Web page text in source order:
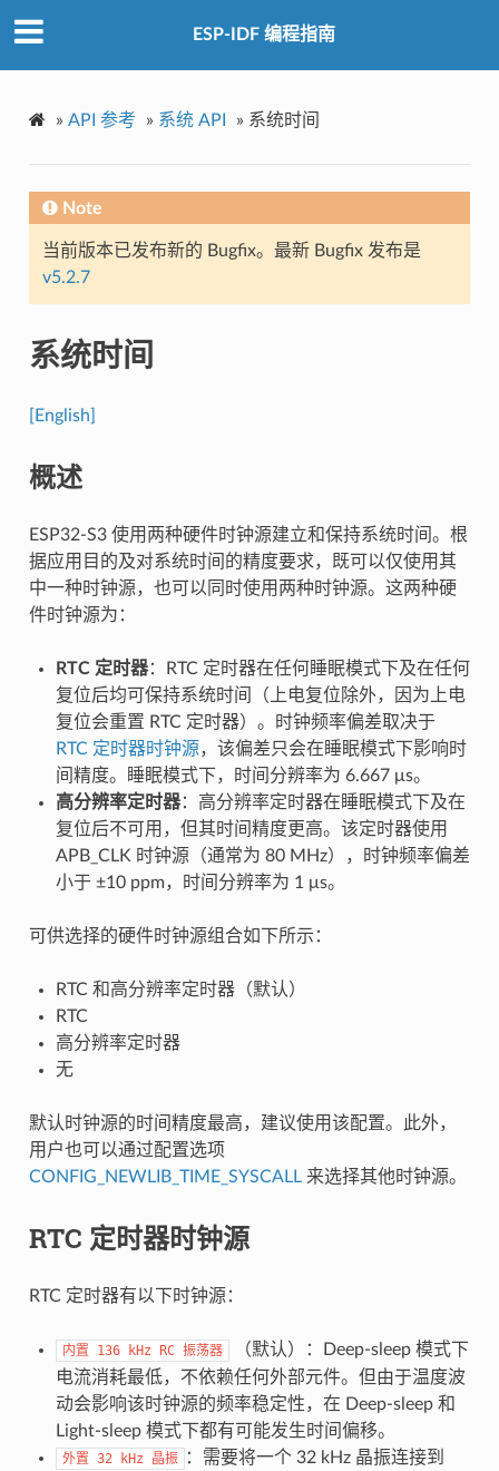
ESP-IDF 编程指南
» API 参考 » 系统 API » 系统时间
Note
当前版本已发布新的 Bugfix。最新 Bugfix 发布是
v5.2.7
系统时间
[English]
概述
ESP32-S3 使用两种硬件时钟源建立和保持系统时间。根
据应用目的及对系统时间的精度要求，既可以仅使用其
中一种时钟源，也可以同时使用两种时钟源。这两种硬
件时钟源为：
RTC 定时器：RTC 定时器在任何睡眠模式下及在任何
复位后均可保持系统时间（上电复位除外，因为上电
复位会重置 RTC 定时器）。时钟频率偏差取决于
RTC 定时器时钟源，该偏差只会在睡眠模式下影响时
间精度。睡眠模式下，时间分辨率为 6.667 μs。
高分辨率定时器：高分辨率定时器在睡眠模式下及在
复位后不可用，但其时间精度更高。该定时器使用
APB_CLK 时钟源（通常为 80 MHz），时钟频率偏差
小于 ±10 ppm，时间分辨率为 1 μs。
可供选择的硬件时钟源组合如下所示：
RTC 和高分辨率定时器（默认）
RTC
高分辨率定时器
无
默认时钟源的时间精度最高，建议使用该配置。此外，
用户也可以通过配置选项
CONFIG_NEWLIB_TIME_SYSCALL来选择其他时钟源。
RTC 定时器时钟源
RTC 定时器有以下时钟源：
内置 136 kHz RC 振荡器
（默认）：Deep-sleep 模式下
电流消耗最低，不依赖任何外部元件。但由于温度波
动会影响该时钟源的频率稳定性，在 Deep-sleep 和
Light-sleep 模式下都有可能发生时间偏移。
外置 32 kHz 晶振
：需要将一个 32 kHz 晶振连接到